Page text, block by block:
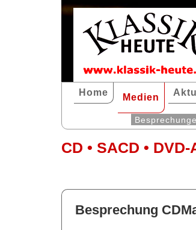
Home Medien
CD • SACD •
Besprechung